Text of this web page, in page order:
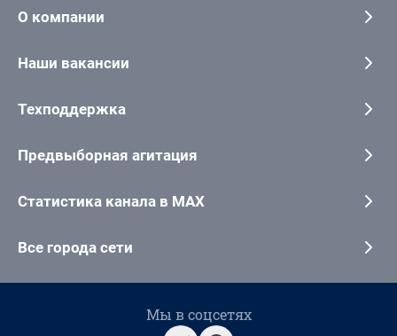
О компании
Наши вакансии
Техподдержка
Предвыборная агитация
Статистика канала в MAX
Все города сети
Мы в соцсетях